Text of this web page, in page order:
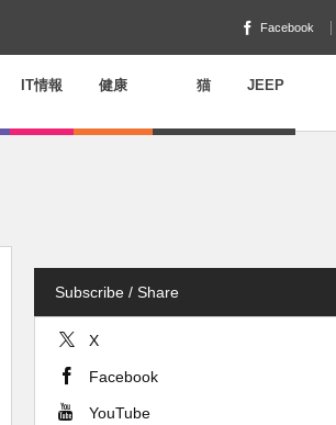
Facebook
IT情報 健康 猫 JEEP
Subscribe / Share
X
Facebook
YouTube